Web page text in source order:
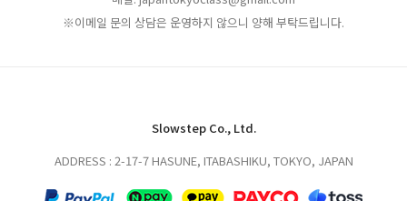
※이메일 문의 상담은 운영하지 않으니 양해 부탁드립니다.
Slowstep Co., Ltd.
ADDRESS : 2-17-7 HASUNE, ITABASHIKU, TOKYO, JAPAN